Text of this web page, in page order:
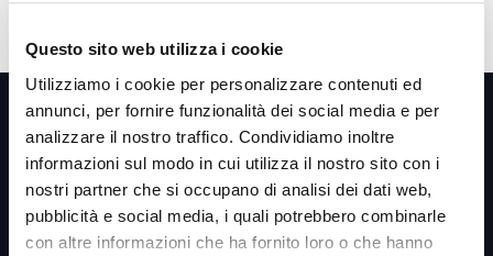
Questo sito web utilizza i cookie
Utilizziamo i cookie per personalizzare contenuti ed
annunci, per fornire funzionalità dei social media e per
analizzare il nostro traffico. Condividiamo inoltre
informazioni sul modo in cui utilizza il nostro sito con i
nostri partner che si occupano di analisi dei dati web,
pubblicità e social media, i quali potrebbero combinarle
con altre informazioni che ha fornito loro o che hanno
Link utili &Business Unit